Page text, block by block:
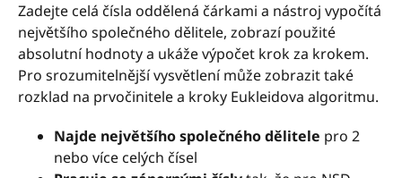
Zadejte celá čísla oddělená čárkami a nástroj vypočítá
největšího společného dělitele, zobrazí použité
absolutní hodnoty a ukáže výpočet krok za krokem.
Pro srozumitelnější vysvětlení může zobrazit také
rozklad na prvočinitele a kroky Eukleidova algoritmu.
Najde největšího společného dělitele pro 2
nebo více celých čísel